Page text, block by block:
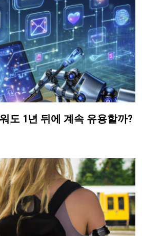
도 1년 뒤에 계속 유용할까?